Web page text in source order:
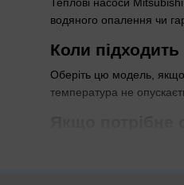
водяного опалення чи
Коли
Оберіть цю модель,
температура не
Якщо потрібне